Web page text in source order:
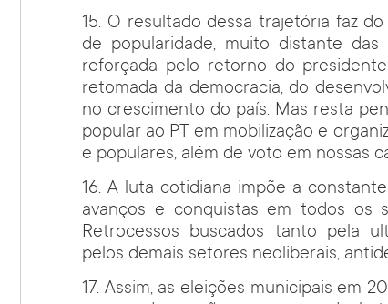
15. O resultado dessa trajetória faz
de popularidade, muito distante das
reforçada pelo retorno do
retomada da democracia, do
no crescimento do país. Mas resta
popular ao PT em mobilização e
e populares, além de voto em nossas
16. A luta cotidiana impõe a
avanços e conquistas em todos os
Retrocessos buscados tanto pela
pelos demais setores neoliberais,
17. Assim, as eleições municipais em